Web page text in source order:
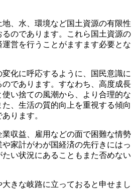
、水、環境など国土資源の有限性
のであります。これら国土資源の
営を行うことがますます必要とな
化に呼応するように、国民意識に
のであります。すなわち、高度成長
い捨ての風潮から、より合理的な
、生活の質的向上を重視する傾向
ります。
収益、雇用などの面で困難な情勢
家計がわが国経済の先行きにはっ
い状況にあることもまた否めない
きな岐路に立っておると申せまし